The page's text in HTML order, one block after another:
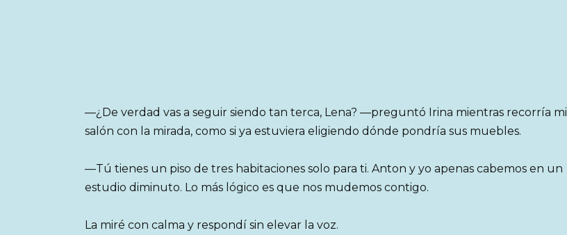
—¿De verdad vas a seguir siendo tan terca, Lena? —preguntó Irina mientras recorría mi
salón con la mirada, como si ya estuviera eligiendo dónde pondría sus muebles.
—Tú tienes un piso de tres habitaciones solo para ti. Anton y yo apenas cabemos en un
estudio diminuto. Lo más lógico es que nos mudemos contigo.
La miré con calma y respondí sin elevar la voz.